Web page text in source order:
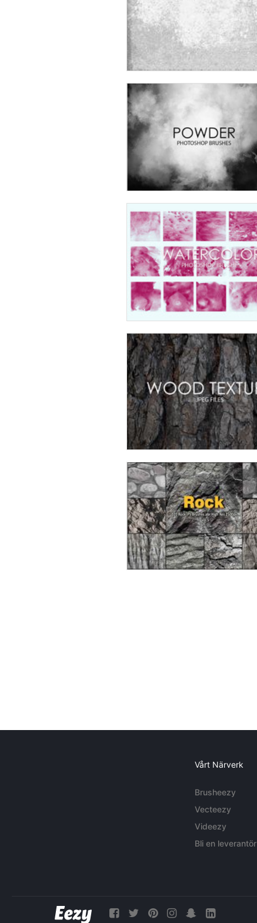
Vårt Närverk
Brusheezy
Vecteezy
Videezy
Bli en leverantör